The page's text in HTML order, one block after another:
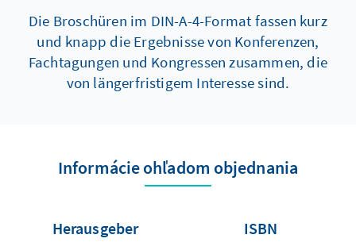
Die Broschüren im DIN-A-4-Format fassen kurz
und knapp die Ergebnisse von Konferenzen,
Fachtagungen und Kongressen zusammen, die
von längerfristigem Interesse sind.
Informácie ohľadom objednania
Herausgeber ISBN